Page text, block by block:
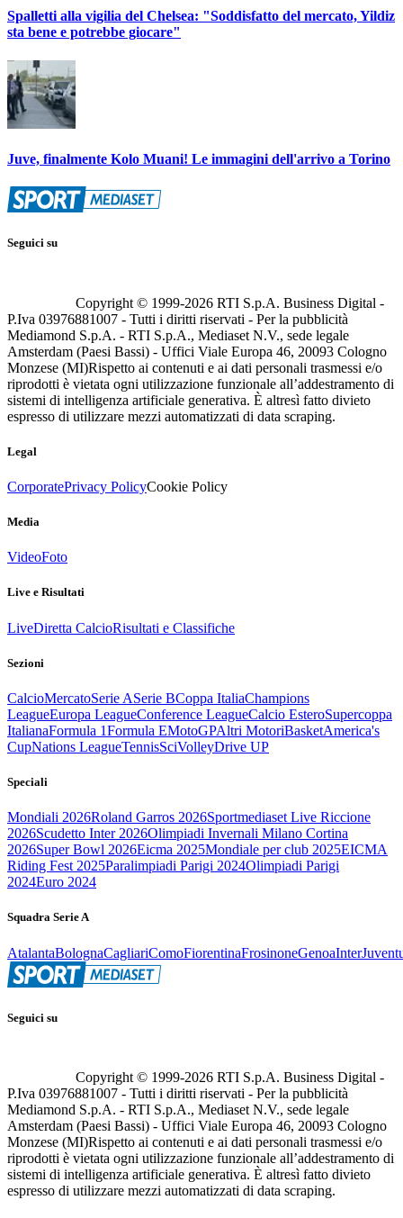
Spalletti alla vigilia del Chelsea: "Soddisfatto del mercato, Yildiz
sta bene e potrebbe giocare"
Juve, finalmente Kolo Muani! Le immagini dell'arrivo a Torino
Seguici su
Copyright © 1999-2026 RTI S.p.A. Business Digital -
P.Iva 03976881007 - Tutti i diritti riservati - Per la pubblicità
Mediamond S.p.A. - RTI S.p.A., Mediaset N.V., sede legale
Amsterdam (Paesi Bassi) - Uffici Viale Europa 46, 20093 Cologno
Monzese (MI)Rispetto ai contenuti e ai dati personali trasmessi e/o
riprodotti è vietata ogni utilizzazione funzionale all’addestramento di
sistemi di intelligenza artificiale generativa. È altresì fatto divieto
espresso di utilizzare mezzi automatizzati di data scraping.
Legal
CorporatePrivacy PolicyCookie Policy
Media
VideoFoto
Live e Risultati
LiveDiretta CalcioRisultati e Classifiche
Sezioni
CalcioMercatoSerie ASerie BCoppa ItaliaChampions
LeagueEuropa LeagueConference LeagueCalcio EsteroSupercoppa
ItalianaFormula 1Formula EMotoGPAltri MotoriBasketAmerica's
CupNations LeagueTennisSciVolleyDrive UP
Speciali
Mondiali 2026Roland Garros 2026Sportmediaset Live Riccione
2026Scudetto Inter 2026Olimpiadi Invernali Milano Cortina
2026Super Bowl 2026Eicma 2025Mondiale per club 2025EICMA
Riding Fest 2025Paralimpiadi Parigi 2024Olimpiadi Parigi
2024Euro 2024
Squadra Serie A
AtalantaBolognaCagliariComoFiorentinaFrosinoneGenoaInter
Seguici su
Copyright © 1999-2026 RTI S.p.A. Business Digital -
P.Iva 03976881007 - Tutti i diritti riservati - Per la pubblicità
Mediamond S.p.A. - RTI S.p.A., Mediaset N.V., sede legale
Amsterdam (Paesi Bassi) - Uffici Viale Europa 46, 20093 Cologno
Monzese (MI)Rispetto ai contenuti e ai dati personali trasmessi e/o
riprodotti è vietata ogni utilizzazione funzionale all’addestramento di
sistemi di intelligenza artificiale generativa. È altresì fatto divieto
espresso di utilizzare mezzi automatizzati di data scraping.